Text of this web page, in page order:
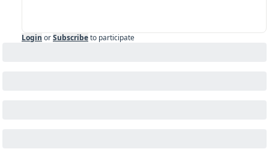
Login orSubscribeto participate